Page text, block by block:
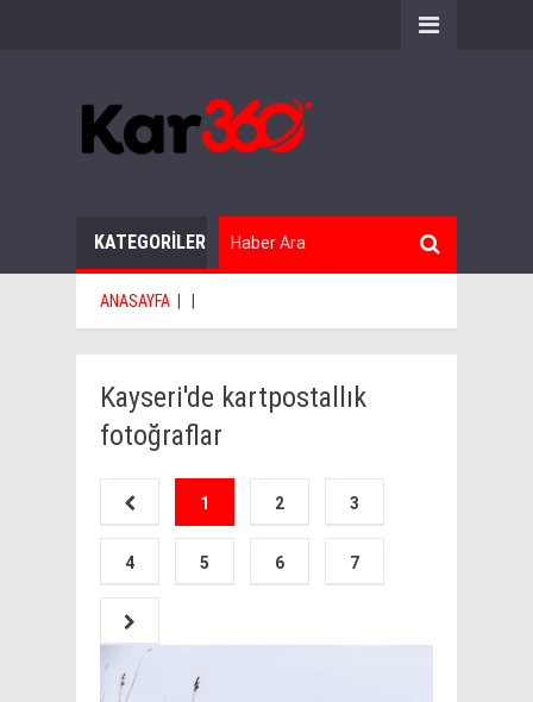
KATEGORİLER
ANASAYFA | |
Kayseri'de kartpostallık
fotoğraflar
1 2 3
4 5 6 7